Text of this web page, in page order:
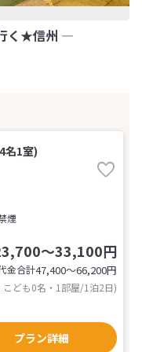
く★信州 ―
名1室)
煙
～33,100円
金合計47,400〜66,200円
こども0名・1部屋/1泊2日)
プラン詳細